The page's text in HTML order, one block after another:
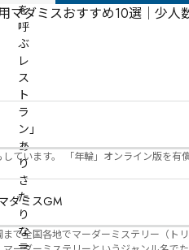
を
呼
ぶ
レ
ス
ト
ラ
ン」
あ
り
き
た
り
な
マダミスおすすめ10選｜少
ています。 「年輪」オンライン版を
ダミスGM
ステリー（トリック有）公演をしておりました。 ２０２５年現